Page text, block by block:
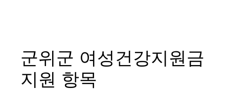
군위군 여성건강지원금
지원 항목